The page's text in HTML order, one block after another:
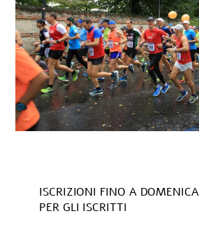
ISCRIZIONI FINO A
PER GLI ISCRITTI